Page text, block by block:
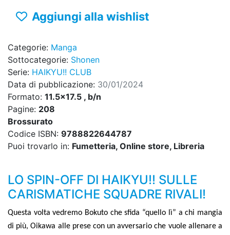
Aggiungi alla wishlist
Categorie: Manga
Sottocategorie: Shonen
Serie: HAIKYU!! CLUB
Data di pubblicazione: 30/01/2024
Formato: 11.5x17.5 , b/n
Pagine: 208
Brossurato
Codice ISBN: 9788822644787
Puoi trovarlo in: Fumetteria, Online store, Libreria
LO SPIN-OFF DI HAIKYU!! SULLE
CARISMATICHE SQUADRE RIVALI!
Questa volta vedremo Bokuto che sfida “quello lì” a chi mangia
di più, Oikawa alle prese con un avversario che vuole allenare a